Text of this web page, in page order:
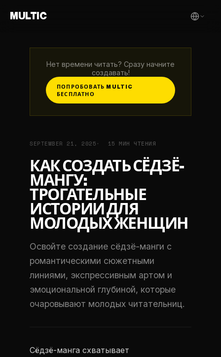
MULTIC
Нет времени читать? Сразу начните
создавать!
ПОПРОБОВАТЬ MULTIC
БЕСПЛАТНО
SEPTEMBER 21, 2025 15 МИН ЧТЕНИЯ
КАК СОЗДАТЬ СЁДЗЁ-
МАНГУ:
ТРОГАТЕЛЬНЫЕ
ИСТОРИИ ДЛЯ
МОЛОДЫХ ЖЕНЩИН
Освойте создание сёдзё-манги с
романтическими сюжетными
линиями, экспрессивным артом и
эмоциональной глубиной, которые
очаровывают молодых читательниц.
Сёдзё-манга схватывает